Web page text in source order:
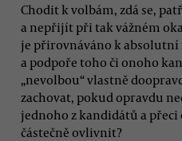
Chodit k volbám, zdá se,
a nepřijít při tak vážném
je přirovnáváno k absolutní
a podpoře toho či onoho
„nevolbou“ vlastně
zachovat, pokud opravdu
jednoho z kandidátů a přeci
částečně ovlivnit?